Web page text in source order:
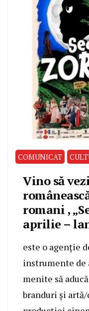
COMUNICAT
Vino să
romani ,
aprilie –
este o agenție
instrumente de
menite să
branduri și